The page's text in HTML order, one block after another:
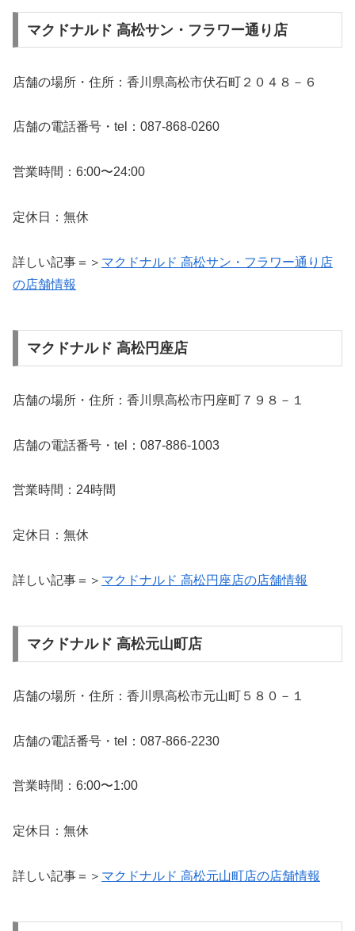
マクドナルド 高松サン・フラワー通り店
店舗の場所・住所：香川県高松市伏石町２０４８－６
店舗の電話番号・tel：087-868-0260
営業時間：6:00〜24:00
定休日：無休
詳しい記事＝＞ マクドナルド 高松サン・フラワー通り店
の店舗情報
マクドナルド 高松円座店
店舗の場所・住所：香川県高松市円座町７９８－１
店舗の電話番号・tel：087-886-1003
営業時間：24時間
定休日：無休
詳しい記事＝＞ マクドナルド 高松円座店の店舗情報
マクドナルド 高松元山町店
店舗の場所・住所：香川県高松市元山町５８０－１
店舗の電話番号・tel：087-866-2230
営業時間：6:00〜1:00
定休日：無休
詳しい記事＝＞ マクドナルド 高松元山町店の店舗情報